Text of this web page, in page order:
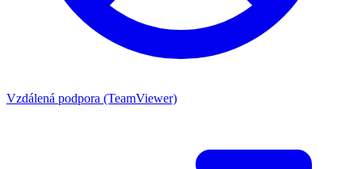
Vzdálená podpora (TeamViewer)